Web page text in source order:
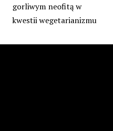
gorliwym neofitą w
kwestii wegetarianizmu